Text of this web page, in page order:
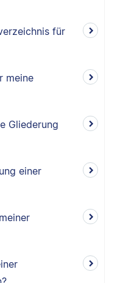
für
meine
Gliederung
einer